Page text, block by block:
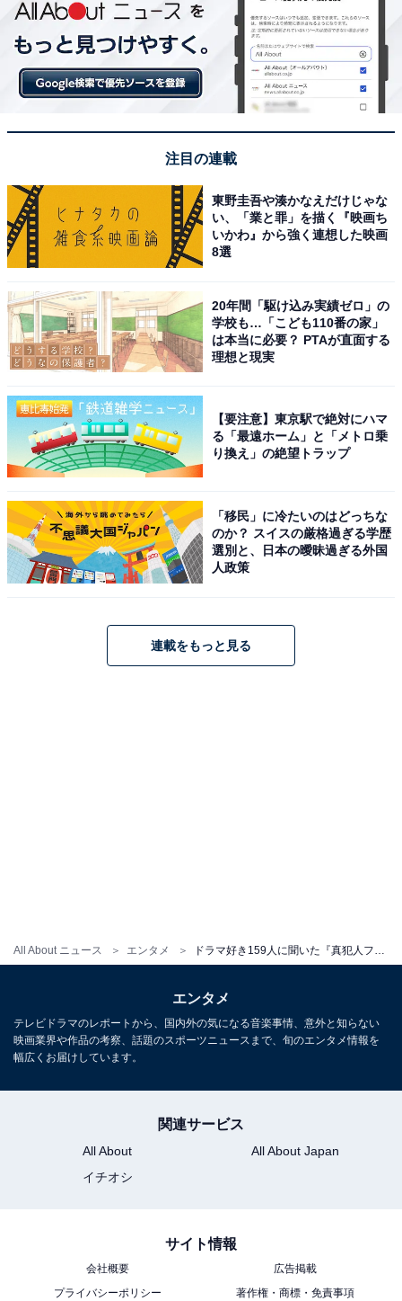
All About ニュース エンタメ
View this post on Instagram
A post shared by 真犯人フラグ?【公式】毎週日曜夜10時半放送
続いて、相良凌介（西島秀俊）の部下で一番の協力者・
二宮瑞穂（芳根京子）。 上司と部下の間柄を超えて、い
つも献身的に明るく凌介を支える瑞穂の姿に感動する視
激励する姿は頼もしい限りです。
「真犯人っぽいけれども、今まで凌介と一緒に家族探し
をしているところは好感が持てたから」「いつも明るく
前向きでかわいいので」「二宮瑞穂は頭の回転が早く行
動力があり、かっこいいので好感が持てます。笑顔の裏
にあるミステリアスさにも引かれます」などの理由が聞
注目の連載
東野圭吾や湊かなえだけじゃな
い、「業と罪」を描く『映画ち
いかわ』から強く連想した映画
8選
20年間「駆け込み実績ゼロ」の
学校も…「こども110番の家」
は本当に必要？ PTAが直面する
理想と現実
【要注意】東京駅で絶対にハマ
る「最遠ホーム」と「メトロ乗
り換え」の絶望トラップ
「移民」に冷たいのはどっちな
のか？ スイスの厳格過ぎる学歴
選別と、日本の曖昧過ぎる外国
人政策
連載をもっと見る
エンタメ
テレビドラマのレポートから、国内外の気になる音楽事情、意外と知らない
映画業界や作品の考察、話題のスポーツニュースまで、旬のエンタメ情報を
幅広くお届けしています。
関連サービス
All About
All About Japan
イチオシ
サイト情報
会社概要
広告掲載
プライバシーポリシー
著作権・商標・免責事項